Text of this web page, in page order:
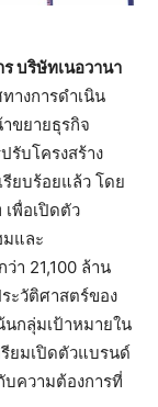
บริษัทเนอวานา
างการดำเนิน
ขยายธุรกิจ
รับโครงสร้าง
ยบร้อยแล้ว โดย
พื่อเปิดตัว
มและ
า 21,100 ล้าน
ะวัติศาสตร์ของ
นกลุ่มเป้าหมายใน
ยมเปิดตัวแบรนด์
ความต้องการที่